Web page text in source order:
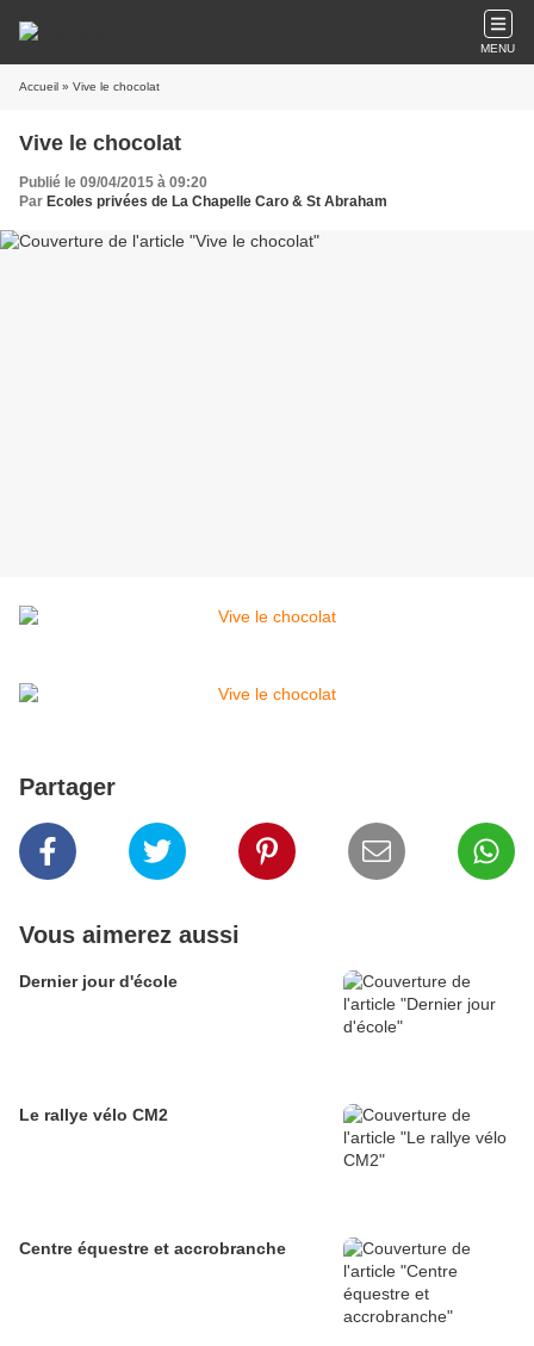
MENU
Accueil » Vive le chocolat
Vive le chocolat
Publié le 09/04/2015 à 09:20
Par Ecoles privées de La Chapelle Caro & St Abraham
Partager
Vous aimerez aussi
Dernier jour d'école
Le rallye vélo CM2
Centre équestre et accrobranche